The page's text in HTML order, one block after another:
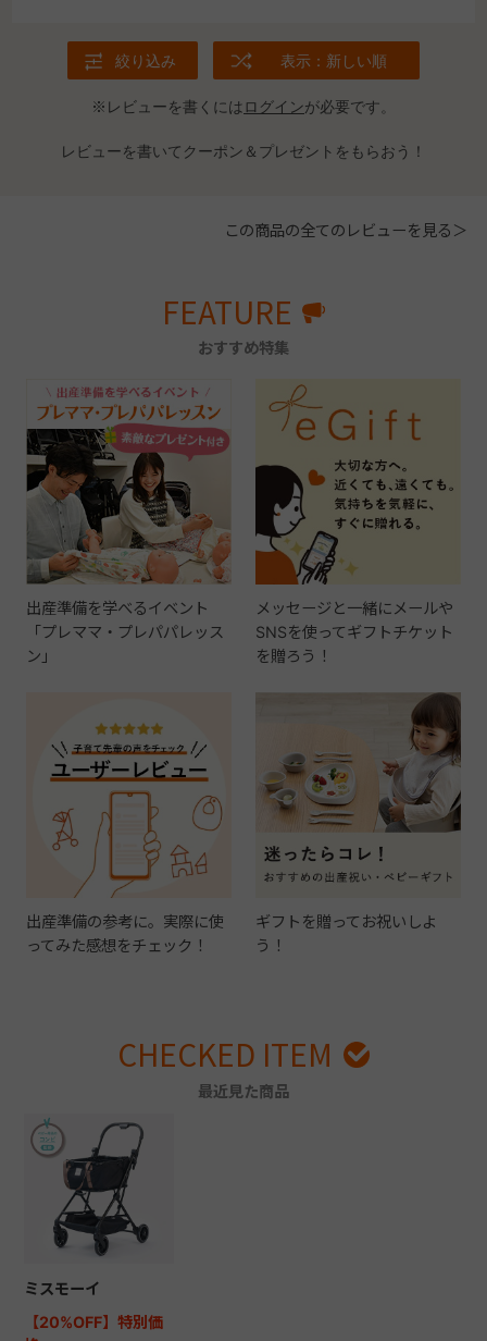
絞り込み 表示：新しい順
※レビューを書くには ログインが必要です。
レビューを書いてクーポン＆プレゼントをもらおう！
この商品の全てのレビューを見る＞
FEATURE
おすすめ特集
出産準備を学べるイベント
「プレママ・プレパパレッス
ン」
メッセージと一緒にメールや
SNSを使ってギフトチケット
を贈ろう！
出産準備の参考に。実際に使
ってみた感想をチェック！
ギフトを贈ってお祝いしよ
う！
CHECKED ITEM
最近見た商品
ミスモーイ
【20%OFF】特別価